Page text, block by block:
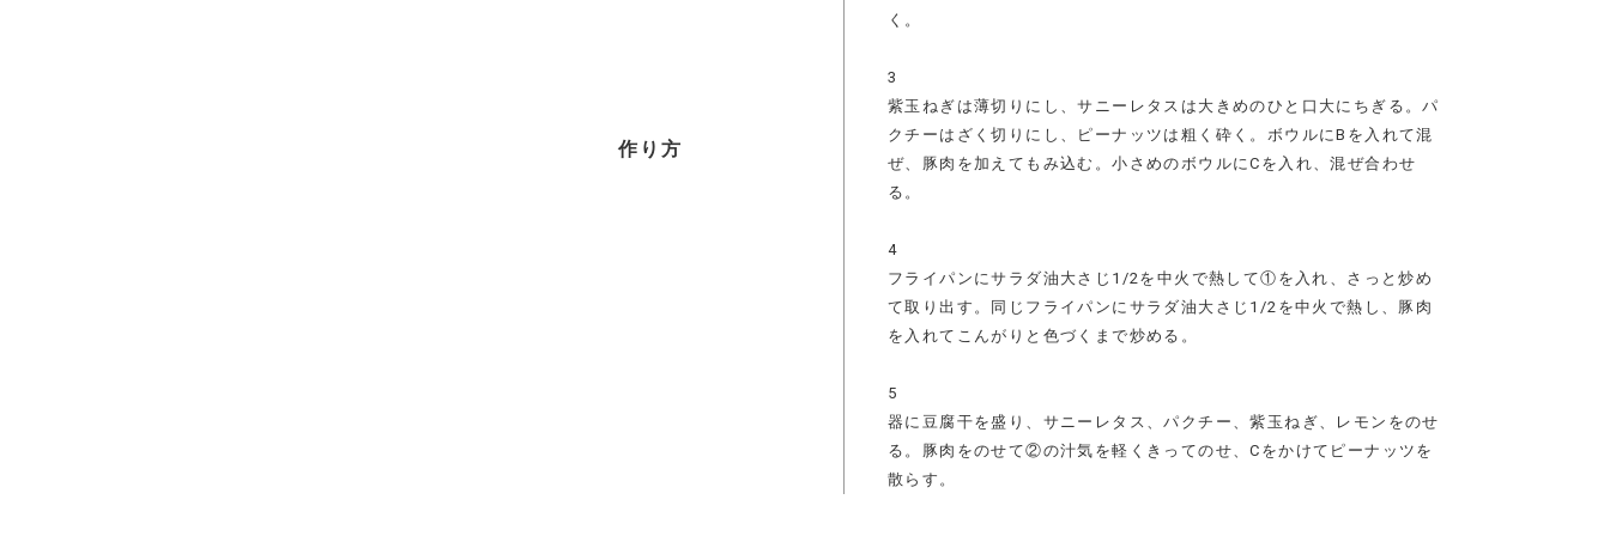
作り方
く。
3
紫玉ねぎは薄切りにし、サニーレタスは大きめのひと口大にちぎる。パ
クチーはざく切りにし、ピーナッツは粗く砕く。ボウルにBを入れて混
ぜ、豚肉を加えてもみ込む。小さめのボウルにCを入れ、混ぜ合わせ
る。
4
フライパンにサラダ油大さじ1/2を中火で熱して①を入れ、さっと炒め
て取り出す。同じフライパンにサラダ油大さじ1/2を中火で熱し、豚肉
を入れてこんがりと色づくまで炒める。
5
器に豆腐干を盛り、サニーレタス、パクチー、紫玉ねぎ、レモンをのせ
る。豚肉をのせて②の汁気を軽くきってのせ、Cをかけてピーナッツを
散らす。